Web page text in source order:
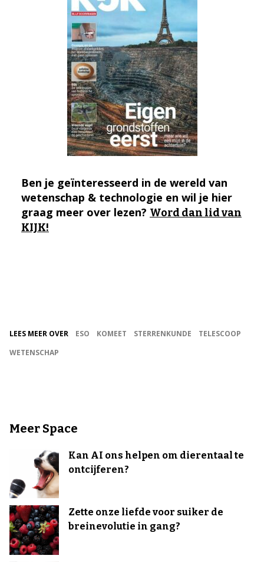
Ben je geïnteresseerd in de wereld van
wetenschap & technologie en wil je hier
graag meer over lezen? Word dan lid van
KIJK!
LEES MEER OVER ESO KOMEET STERRENKUNDE
TELESCOOP
WETENSCHAP
Meer Space
Kan AI ons helpen om dierentaal te
ontcijferen?
Zette onze liefde voor suiker de
breinevolutie in gang?